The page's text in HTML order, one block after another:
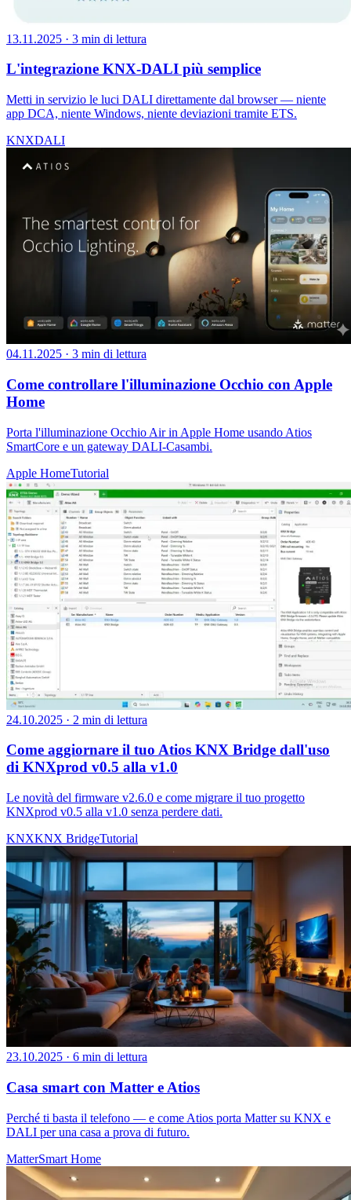
13.11.2025 · 3 min di lettura
L'integrazione KNX-DALI più semplice
Metti in servizio le luci DALI direttamente dal browser — niente
app DCA, niente Windows, niente deviazioni tramite ETS.
KNXDALI
04.11.2025 · 3 min di lettura
Come controllare l'illuminazione Occhio con Apple
Home
Porta l'illuminazione Occhio Air in Apple Home usando Atios
SmartCore e un gateway DALI-Casambi.
Apple HomeTutorial
24.10.2025 · 2 min di lettura
Come aggiornare il tuo Atios KNX Bridge dall'uso
di KNXprod v0.5 alla v1.0
Le novità del firmware v2.6.0 e come migrare il tuo progetto
KNXprod v0.5 alla v1.0 senza perdere dati.
KNXKNX BridgeTutorial
23.10.2025 · 6 min di lettura
Casa smart con Matter e Atios
Perché ti basta il telefono — e come Atios porta Matter su KNX e
DALI per una casa a prova di futuro.
MatterSmart Home